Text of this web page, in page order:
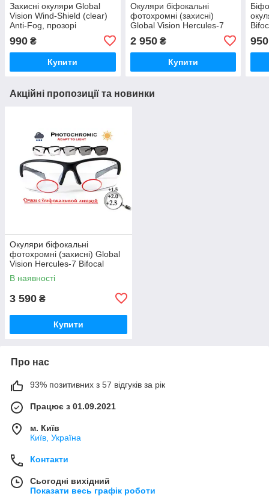
Захисні окуляри Global
Vision Wind-Shield (clear)
Anti-Fog, прозорі
990 ₴
Купити
Окуляри біфокальні
фотохромні (захисні)
Global Vision Hercules-7
Bifocal (+2.5) photochromic
(clear), фотохромні
прозорі
2 950₴
Купити
950
Акційні пропозиції та новинки
Окуляри біфокальні
фотохромні (захисні) Global
Vision Hercules-7 Bifocal
(clear +2.5) photochromic Anti-
Fog, фотохромні прозорі
В наявності
3 590 ₴
Купити
Про нас
93% позитивних з 57 відгуків за рік
Працює з 01.09.2021
м. Київ
Київ, Україна
Контакти
Сьогодні вихідний
Показати весь графік роботи